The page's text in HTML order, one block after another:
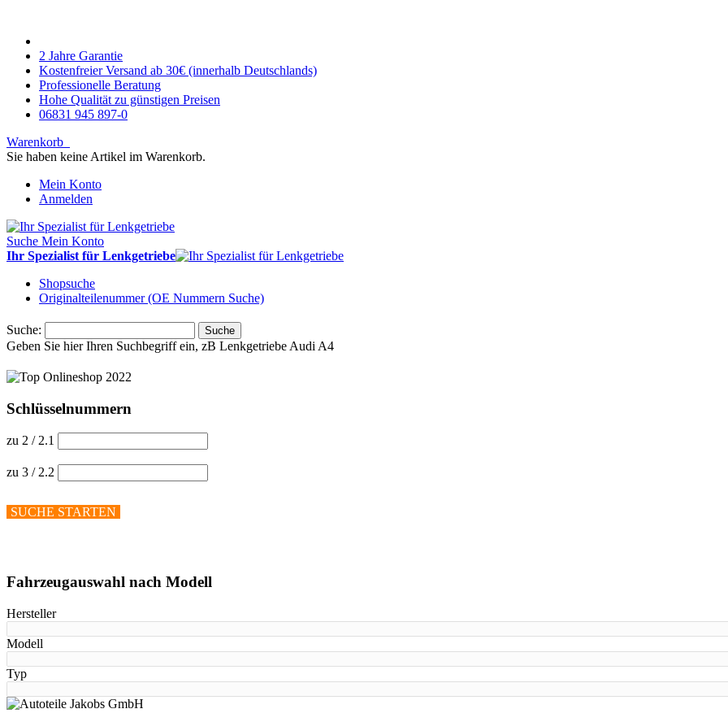
2 Jahre Garantie
Kostenfreier Versand ab 30€ (innerhalb Deutschlands)
Professionelle Beratung
Hohe Qualität zu günstigen Preisen
06831 945 897-0
Warenkorb
Sie haben keine Artikel im Warenkorb.
Mein Konto
Anmelden
Suche Mein Konto
Ihr Spezialist für Lenkgetriebe
Shopsuche
Originalteilenummer (OE Nummern Suche)
Suche: Suche
Geben Sie hier Ihren Suchbegriff ein, zB Lenkgetriebe Audi A4
Schlüsselnummern
zu 2 / 2.1
zu 3 / 2.2
SUCHE STARTEN
Fahrzeugauswahl nach Modell
Hersteller
Modell
Typ